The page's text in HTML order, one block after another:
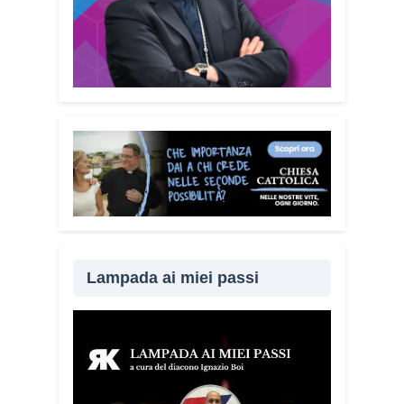
caregiver?È fondamentale. Questa
guida può essere tenuta in casa e
condivisa con i propri familiari. La
prevenzione passa anche attraverso il
differenza.Lei sta portando questo
progetto anche nei territori.
Sì, sto
incontrando tante comunità in tutta Italia.
Ringrazio i comuni, le prefetture e le
ad aderire c’è il Comune di Elmas.
un concetto: non bisogna avere paura di
denunciare o segnalare anche un
semplice tentativo di truffa. Ogni
segnalazione permette alle forze
Lampada ai miei passi